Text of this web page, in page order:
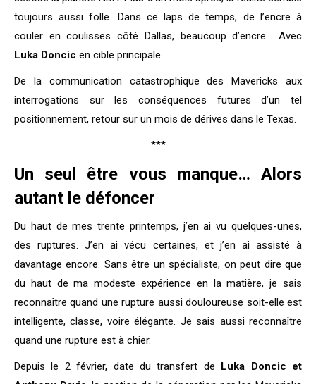
toujours aussi folle. Dans ce laps de temps, de l’encre à
couler en coulisses côté Dallas, beaucoup d’encre… Avec
Luka Doncic en cible principale.
De la communication catastrophique des Mavericks aux
interrogations sur les conséquences futures d’un tel
positionnement, retour sur un mois de dérives dans le Texas.
***
Un seul être vous manque… Alors
autant le défoncer
Du haut de mes trente printemps, j’en ai vu quelques-unes,
des ruptures. J’en ai vécu certaines, et j’en ai assisté à
davantage encore. Sans être un spécialiste, on peut dire que
du haut de ma modeste expérience en la matière, je sais
reconnaître quand une rupture aussi douloureuse soit-elle est
intelligente, classe, voire élégante. Je sais aussi reconnaître
quand une rupture est à chier.
Depuis le 2 février, date du transfert de Luka Doncic et